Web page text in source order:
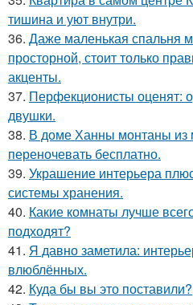
тишина и уют внутри.
36. Даже маленькая спальня
просторной, стоит только
акценты.
37. Перфекционисты оценят:
двушки.
38. В доме Ханны монтаны из
переночевать бесплатно.
39. Украшение интерьера
системы хранения.
40. Какие комнаты лучше
подходят?
41. Я давно заметила:
влюблённых.
42. Куда бы вы это поставили?